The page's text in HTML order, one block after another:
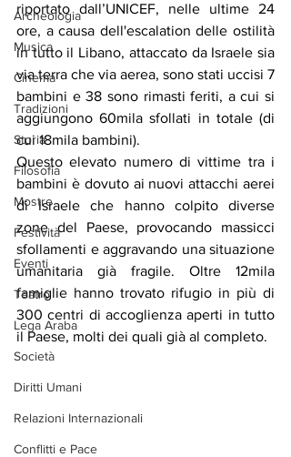
Archeologia
Musica
Cinema
Tradizioni
Storia
Filosofia
Mostre
Festività
Eventi
Teatro
Lega Araba
Società
Diritti Umani
Relazioni Internazionali
Conflitti e Pace
riportato dall’UNICEF, nelle ultime 24
ore, a causa dell'escalation delle ostilità
in tutto il Libano, attaccato da Israele sia
via terra che via aerea, sono stati uccisi 7
bambini e 38 sono rimasti feriti, a cui si
aggiungono 60mila sfollati in totale (di
cui 18mila bambini).
Questo elevato numero di vittime tra i
bambini è dovuto ai nuovi attacchi aerei
di Israele che hanno colpito diverse
zone del Paese, provocando massicci
sfollamenti e aggravando una situazione
umanitaria già fragile. Oltre 12mila
famiglie hanno trovato rifugio in più di
300 centri di accoglienza aperti in tutto
il Paese, molti dei quali già al completo.